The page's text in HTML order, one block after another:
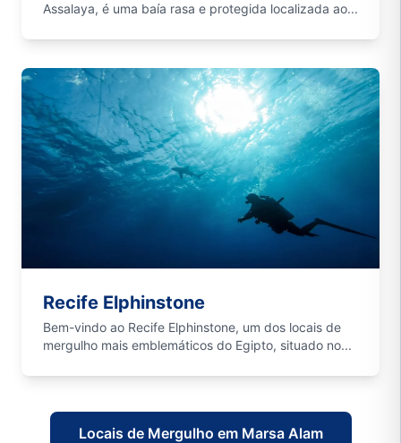
Assalaya, é uma baía rasa e protegida localizada ao...
Recife Elphinstone
Bem-vindo ao Recife Elphinstone, um dos locais de
mergulho mais emblemáticos do Egipto, situado no...
Locais de Mergulho em Marsa Alam